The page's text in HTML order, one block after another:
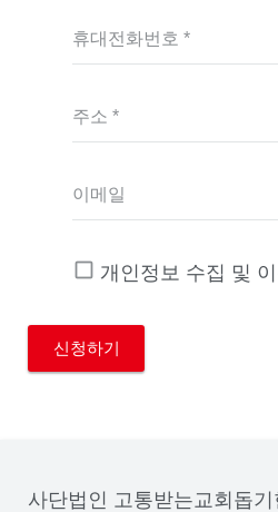
휴대전화번호 *
주소 *
이메일
개인정보 수집 및
사단법인 고통받는교회돕